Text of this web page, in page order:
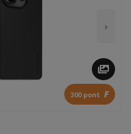
›
300 pont F